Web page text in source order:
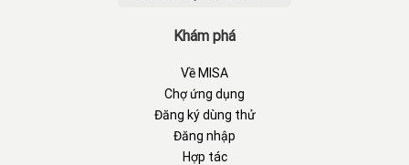
Khám phá
Về MISA
Chợ ứng dụng
Đăng ký dùng thử
Đăng nhập
Hợp tác